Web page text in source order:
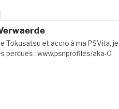
Tokusatsu et accro à ma PSVita,
perdues : www.psnprofiles/aka-0